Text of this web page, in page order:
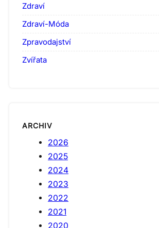
Zdraví
Zdraví-Móda
Zpravodajství
Zvířata
ARCHIV
2026
2025
2024
2023
2022
2021
2020